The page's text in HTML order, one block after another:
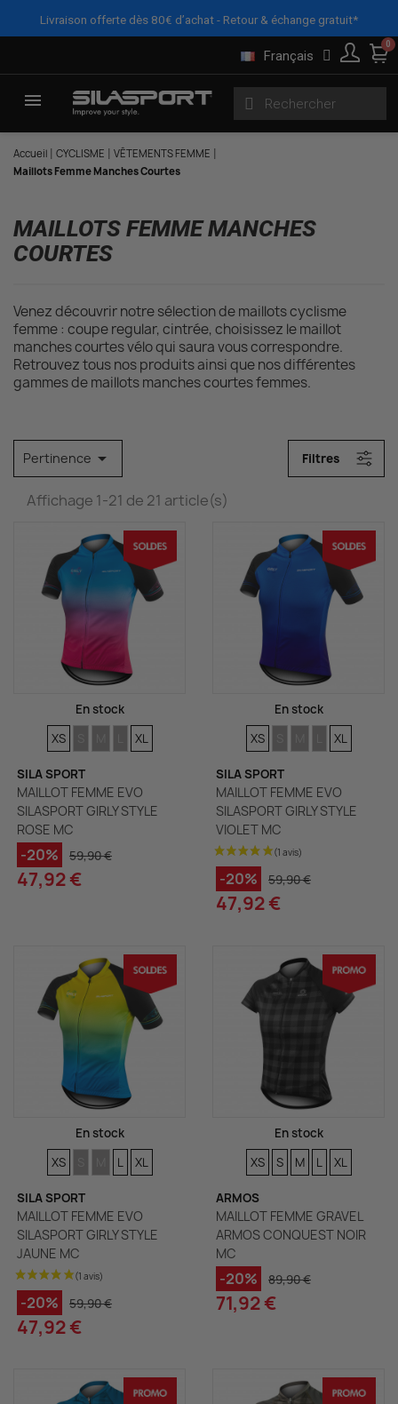
Livraison offerte dès 80€ d’achat - Retour & échange gratuit*
Français
Accueil CYCLISME
VÊTEMENTS FEMME
Maillots Femme Manches Courtes
FILTRES X
MAILLOTS FEMME MANCHES
COURTES
Venez découvrir notre sélection de maillots cyclisme
femme : coupe regular, cintrée, choisissez le maillot
manches courtes vélo qui saura vous correspondre.
Retrouvez tous nos produits ainsi que nos différentes
gammes de maillots manches courtes femmes.
Pertinence  Filtres
Affichage 1-21 de 21 article(s)
En stock
TAILLES
XS TAILLES
TAILLES
TAILLES
TAILLES
XL
SILA SPORT
MAILLOT FEMME EVO
SILASPORT GIRLY STYLE
ROSE MC
-20% 59,90 €
47,92 €
En stock
TAILLES
XS TAILLES
TAILLES
TAILLES
TAILLES
XL
SILA SPORT
MAILLOT FEMME EVO
SILASPORT GIRLY STYLE
VIOLET MC
-20% 59,90 €
47,92 €
En stock
TAILLES
XS TAILLES
TAILLES
TAILLES
L TAILLES
XL
SILA SPORT
MAILLOT FEMME EVO
SILASPORT GIRLY STYLE
JAUNE MC
-20% 59,90 €
47,92 €
En stock
TAILLES
XS TAILLES
S TAILLES
M TAILLES
L TAILLES
XL
ARMOS
MAILLOT FEMME GRAVEL
ARMOS CONQUEST NOIR
MC
-20% 89,90 €
71,92 €